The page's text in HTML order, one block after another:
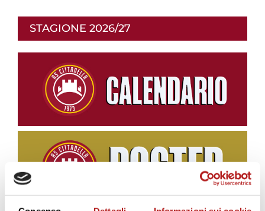
STAGIONE 2026/27